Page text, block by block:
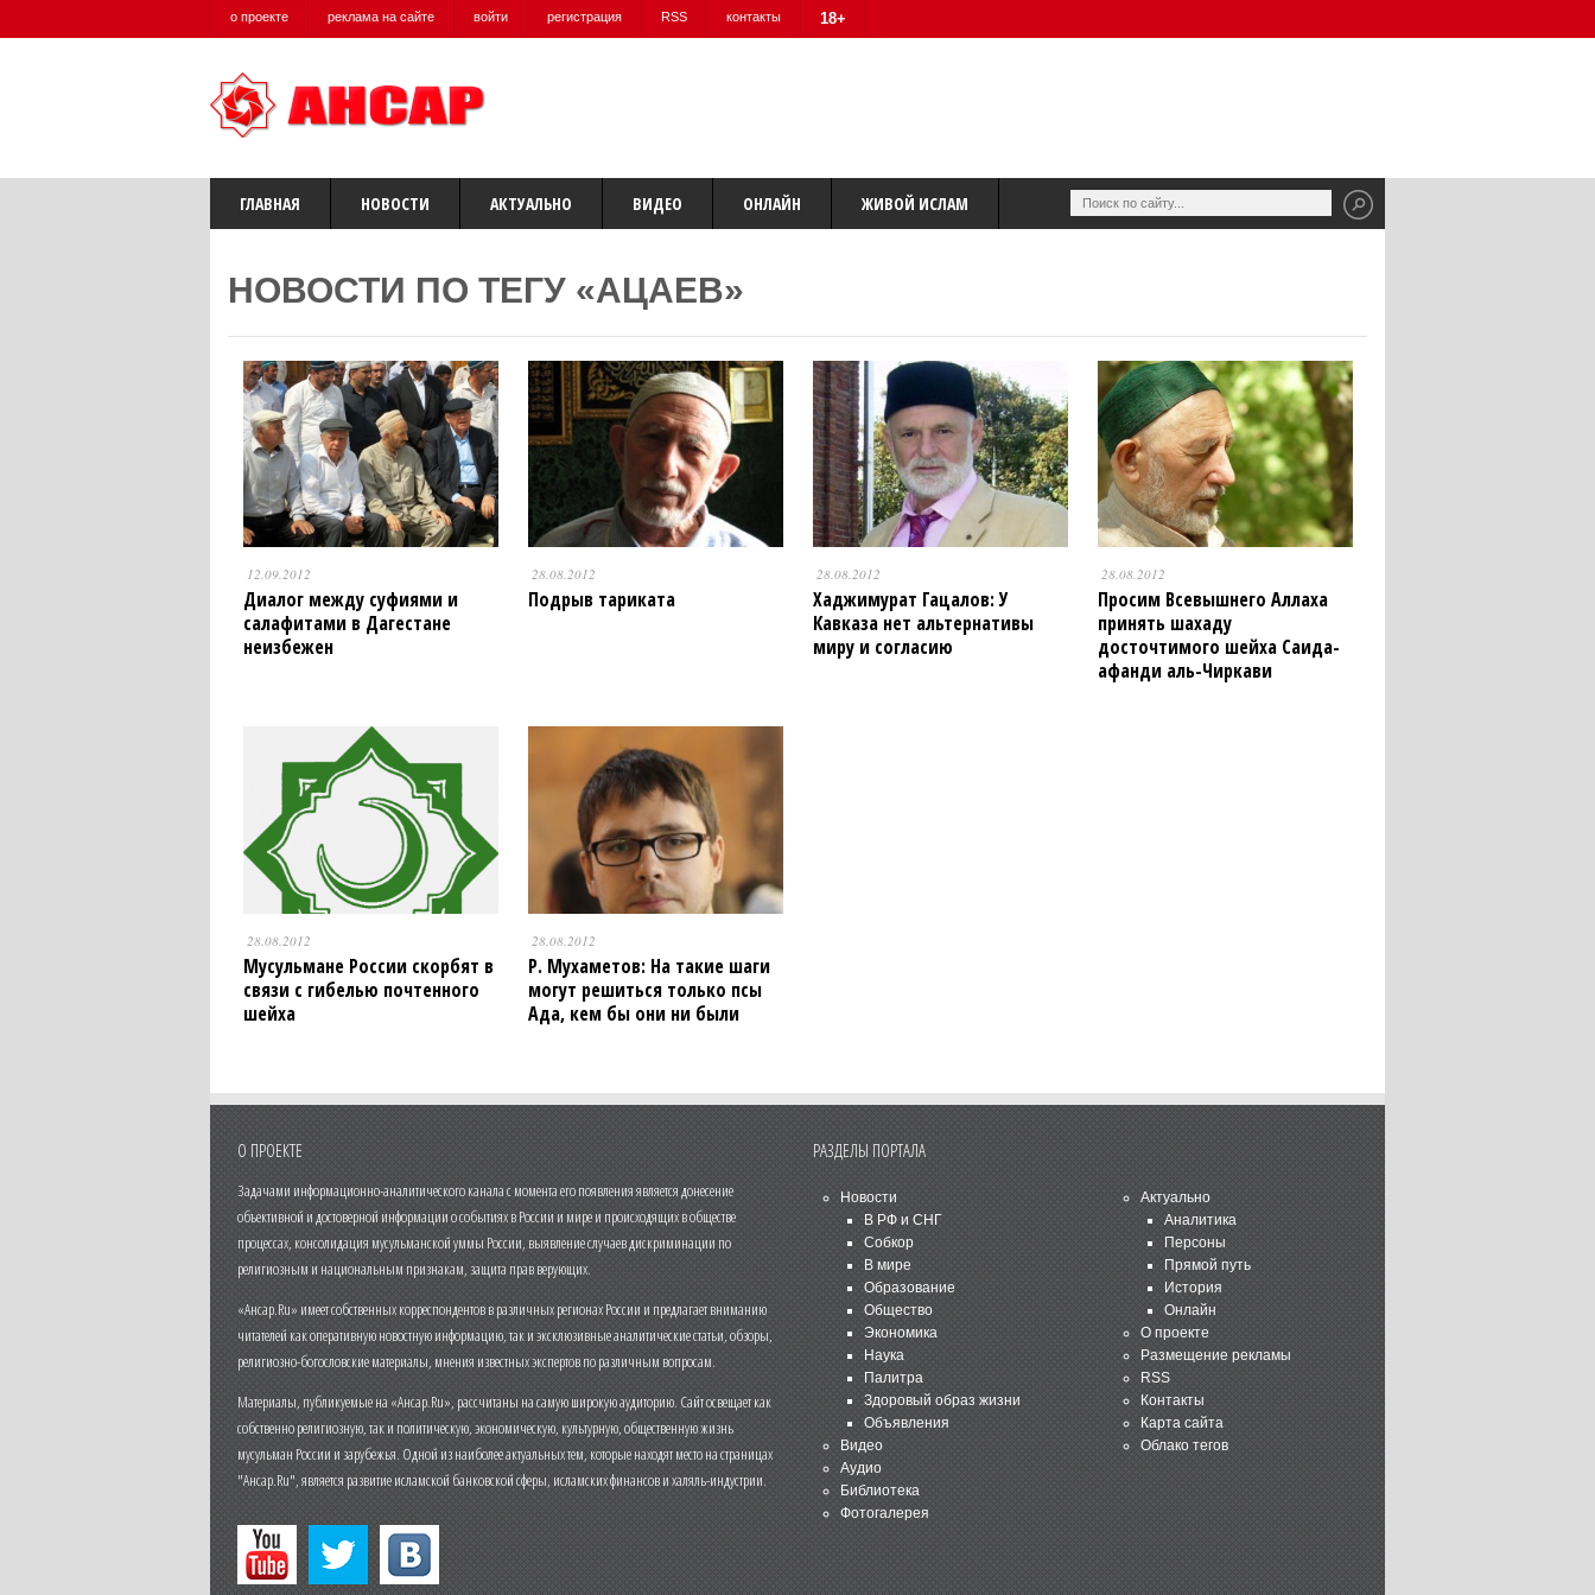
о проекте реклама на сайте войти регистрация RSS контакты 18+
ГЛАВНАЯ НОВОСТИ АКТУАЛЬНО ВИДЕО ОНЛАЙН ЖИВОЙ ИСЛАМ
НОВОСТИ ПО ТЕГУ «АЦАЕВ»
12.09.2012
Диалог между суфиями и
салафитами в Дагестане
неизбежен
28.08.2012
Подрыв тариката
28.08.2012
Хаджимурат Гацалов: У
Кавказа нет альтернативы
миру и согласию
28.08.2012
Просим Всевышнего Аллаха
принять шахаду
досточтимого шейха Саида-
афанди аль-Чиркави
28.08.2012
Мусульмане России скорбят в
связи с гибелью почтенного
шейха
28.08.2012
Р. Мухаметов: На такие шаги
могут решиться только псы
Ада, кем бы они ни были
О ПРОЕКТЕ
Задачами информационно-аналитического канала с момента его появления является донесение
объективной и достоверной информации о событиях в России и мире и происходящих в обществе
процессах, консолидация мусульманской уммы России, выявление случаев дискриминации по
религиозным и национальным признакам, защита прав верующих.
«Ансар.Ru» имеет собственных корреспондентов в различных регионах России и предлагает вниманию
читателей как оперативную новостную информацию, так и эксклюзивные аналитические статьи, обзоры,
религиозно-богословские материалы, мнения известных экспертов по различным вопросам.
Материалы, публикуемые на «Ансар.Ru», рассчитаны на самую широкую аудиторию. Сайт освещает как
собственно религиозную, так и политическую, экономическую, культурную, общественную жизнь
мусульман России и зарубежья. Одной из наиболее актуальных тем, которые находят место на страницах
"Ансар.Ru", является развитие исламской банковской сферы, исламских финансов и халяль-индустрии.
РАЗДЕЛЫ ПОРТАЛА
Новости
В РФ и СНГ
Собкор
В мире
Образование
Общество
Экономика
Наука
Палитра
Здоровый образ жизни
Объявления
Видео
Аудио
Библиотека
Фотогалерея
Актуально
Аналитика
Персоны
Прямой путь
История
Онлайн
О проекте
Размещение рекламы
RSS
Контакты
Карта сайта
Облако тегов